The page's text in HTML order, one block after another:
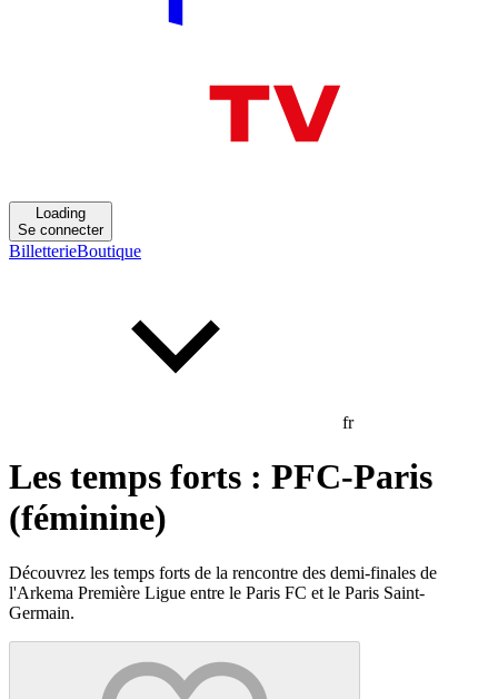
Loading
Se connecter
BilletterieBoutique
fr
Les temps forts : PFC-Paris
(féminine)
Découvrez les temps forts de la rencontre des demi-finales de
l'Arkema Première Ligue entre le Paris FC et le Paris Saint-
Germain.